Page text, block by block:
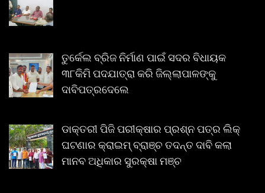
ତୁର୍କେଲ ବ୍ରିଜ ନିର୍ମାଣ ପାଇଁ ସଦର ବିଧାୟକ
୩୮କିମି ପଦଯାତ୍ରା କରି ଜିଲ୍ଲାପାଳଙ୍କୁ
ଦାବିପତ୍ରଦେଲେ
ଡାକ୍ତରୀ ପିଜି ପରୀକ୍ଷାର ପ୍ରଶ୍ନ ପତ୍ର ଲିକ୍
ଘଟଣାର କ୍ରାଇମ୍ ବ୍ରାଞ୍ଚ ତଦନ୍ତ ଦାବି କଲା
ମାନବ ଅଧିକାର ସୁରକ୍ଷା ମଞ୍ଚ